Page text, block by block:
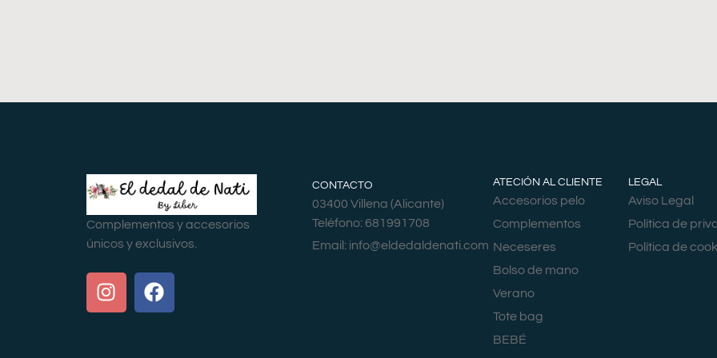
Complementos y accesorios
únicos y exclusivos.
CONTACTO
03400 Villena (Alicante)
Teléfono: 681991708
Email: info@eldedaldenati.com
ATECIÓN AL CLIENTE
Accesorios pelo
Complementos
Neceseres
Bolso de mano
Verano
Tote bag
BEBÉ
LEGAL
Aviso Legal
Política de
Política de